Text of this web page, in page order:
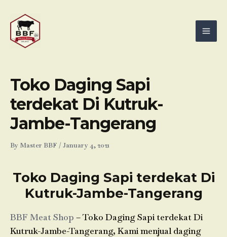
content
Toko Daging Sapi
terdekat Di Kutruk-
Jambe-Tangerang
By Master BBF /January 4, 2021
Toko Daging Sapi terdekat Di
Kutruk-Jambe-Tangerang
BBF Meat Shop – Toko Daging Sapi terdekat Di
Kutruk-Jambe-Tangerang, Kami menjual daging